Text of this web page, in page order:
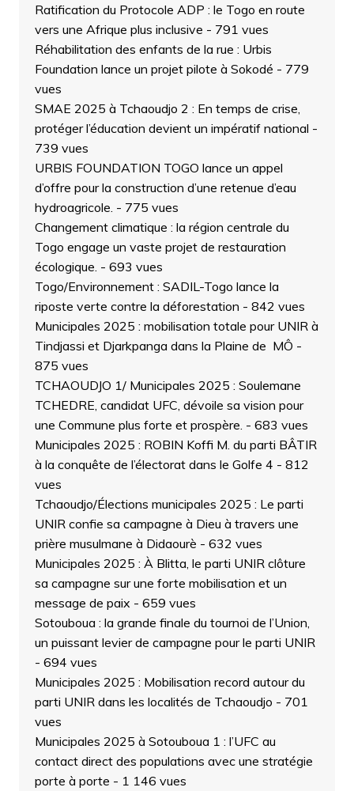
Ratification du Protocole ADP : le Togo en route
vers une Afrique plus inclusive - 791 vues
Réhabilitation des enfants de la rue : Urbis
Foundation lance un projet pilote à Sokodé - 779
vues
SMAE 2025 à Tchaoudjo 2 : En temps de crise,
protéger l’éducation devient un impératif national -
739 vues
URBIS FOUNDATION TOGO lance un appel
d’offre pour la construction d’une retenue d’eau
hydroagricole. - 775 vues
Changement climatique : la région centrale du
Togo engage un vaste projet de restauration
écologique. - 693 vues
Togo/Environnement : SADIL-Togo lance la
riposte verte contre la déforestation - 842 vues
Municipales 2025 : mobilisation totale pour UNIR à
Tindjassi et Djarkpanga dans la Plaine de MÔ -
875 vues
TCHAOUDJO 1/ Municipales 2025 : Soulemane
TCHEDRE, candidat UFC, dévoile sa vision pour
une Commune plus forte et prospère. - 683 vues
Municipales 2025 : ROBIN Koffi M. du parti BÂTIR
à la conquête de l’électorat dans le Golfe 4 - 812
vues
Tchaoudjo/Élections municipales 2025 : Le parti
UNIR confie sa campagne à Dieu à travers une
prière musulmane à Didaourè - 632 vues
Municipales 2025 : À Blitta, le parti UNIR clôture
sa campagne sur une forte mobilisation et un
message de paix - 659 vues
Sotouboua : la grande finale du tournoi de l’Union,
un puissant levier de campagne pour le parti UNIR
- 694 vues
Municipales 2025 : Mobilisation record autour du
parti UNIR dans les localités de Tchaoudjo - 701
vues
Municipales 2025 à Sotouboua 1 : l’UFC au
contact direct des populations avec une stratégie
porte à porte - 1 146 vues